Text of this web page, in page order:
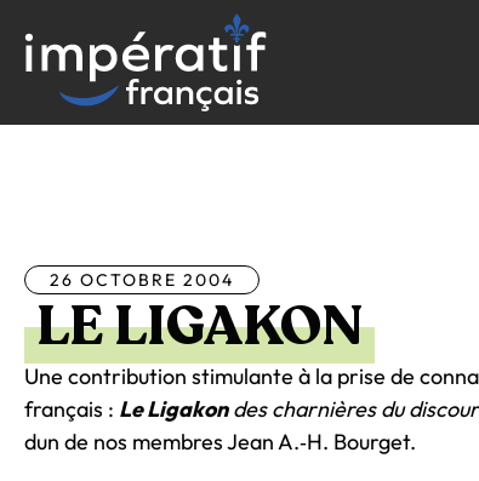
contenu
26 OCTOBRE 2004
LE LIGAKON
Une contribution stimulante à la prise de
français : Le Ligakondes charnières du
dun de nos membres Jean A.‑H. Bourget.